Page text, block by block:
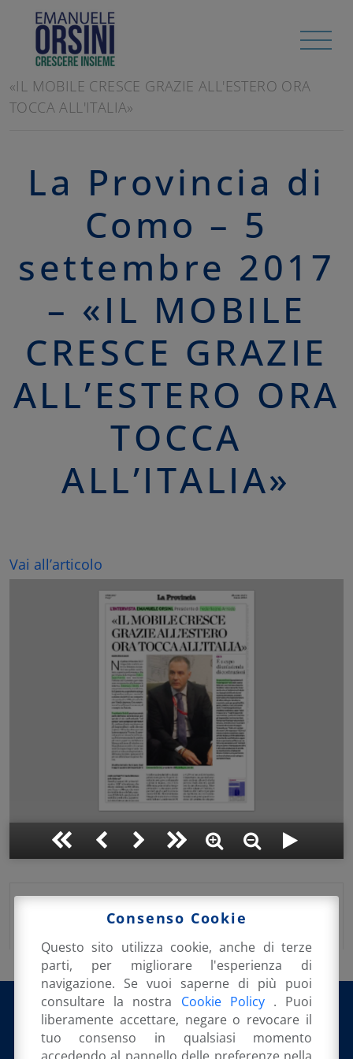
HOME/
RASSEGNA STAMPA
LA PROVINCIA DI COMO - 5 SETTEMBRE 2017 -
«IL MOBILE CRESCE GRAZIE ALL'ESTERO ORA
TOCCA ALL'ITALIA»
La Provincia di
Como – 5
settembre 2017
– «IL MOBILE
CRESCE GRAZIE
ALL’ESTERO ORA
TOCCA
ALL’ITALIA»
Vai all’articolo
Pubblicato su:5 Settembre 2017
Rassegna Stampa
Consenso Cookie
Questo sito utilizza cookie, anche di terze
parti, per migliorare l'esperienza di
navigazione. Se vuoi saperne di più puoi
consultare la nostra Cookie Policy . Puoi
liberamente accettare, negare o revocare il
tuo consenso in qualsiasi momento